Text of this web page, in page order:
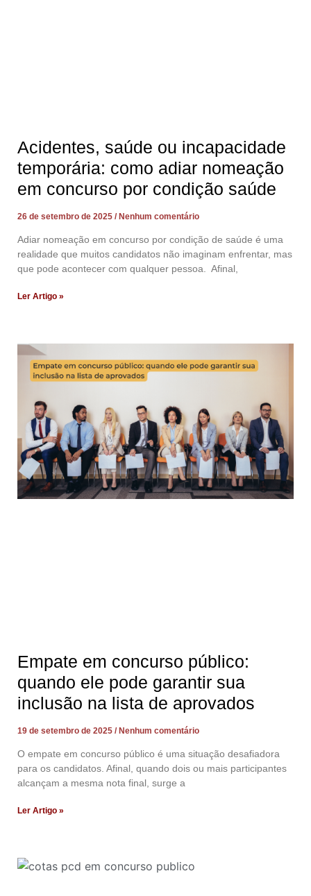
Acidentes, saúde ou incapacidade
temporária: como adiar nomeação
em concurso por condição saúde
26 de setembro de 2025 Nenhum comentário
Adiar nomeação em concurso por condição de saúde é uma
realidade que muitos candidatos não imaginam enfrentar, mas
que pode acontecer com qualquer pessoa. Afinal,
Ler Artigo »
Empate em concurso público:
quando ele pode garantir sua
inclusão na lista de aprovados
19 de setembro de 2025 Nenhum comentário
O empate em concurso público é uma situação desafiadora
para os candidatos. Afinal, quando dois ou mais participantes
alcançam a mesma nota final, surge a
Ler Artigo »